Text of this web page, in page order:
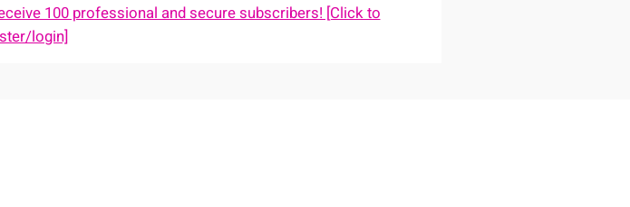
100 professional and secure subscribers! [Click to
login]